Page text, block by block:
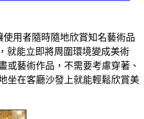
使用者隨時隨地欣賞知名藝術品
就能立即將周圍環境變成美術
或藝術作品，不需要考慮穿著、
坐在客廳沙發上就能輕鬆欣賞美